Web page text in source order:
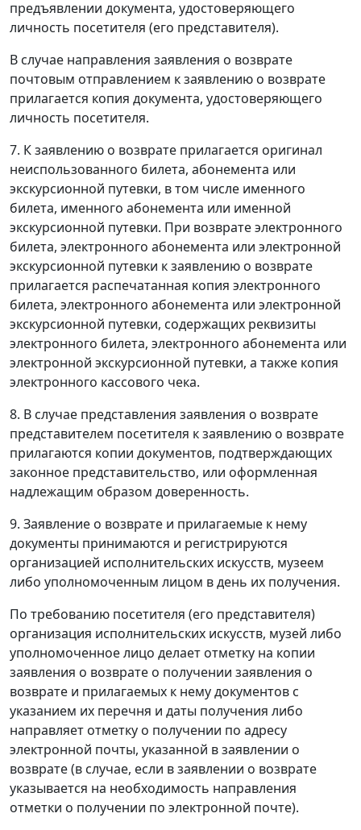
предъявлении документа, удостоверяющего
личность посетителя (его представителя).
В случае направления заявления о возврате
почтовым отправлением к заявлению о возврате
прилагается копия документа, удостоверяющего
личность посетителя.
7. К заявлению о возврате прилагается оригинал
неиспользованного билета, абонемента или
экскурсионной путевки, в том числе именного
билета, именного абонемента или именной
экскурсионной путевки. При возврате электронного
билета, электронного абонемента или электронной
экскурсионной путевки к заявлению о возврате
прилагается распечатанная копия электронного
билета, электронного абонемента или электронной
экскурсионной путевки, содержащих реквизиты
электронного билета, электронного абонемента или
электронной экскурсионной путевки, а также копия
электронного кассового чека.
8. В случае представления заявления о возврате
представителем посетителя к заявлению о возврате
прилагаются копии документов, подтверждающих
законное представительство, или оформленная
надлежащим образом доверенность.
9. Заявление о возврате и прилагаемые к нему
документы принимаются и регистрируются
организацией исполнительских искусств, музеем
либо уполномоченным лицом в день их получения.
По требованию посетителя (его представителя)
организация исполнительских искусств, музей либо
уполномоченное лицо делает отметку на копии
заявления о возврате о получении заявления о
возврате и прилагаемых к нему документов с
указанием их перечня и даты получения либо
направляет отметку о получении по адресу
электронной почты, указанной в заявлении о
возврате (в случае, если в заявлении о возврате
указывается на необходимость направления
отметки о получении по электронной почте).